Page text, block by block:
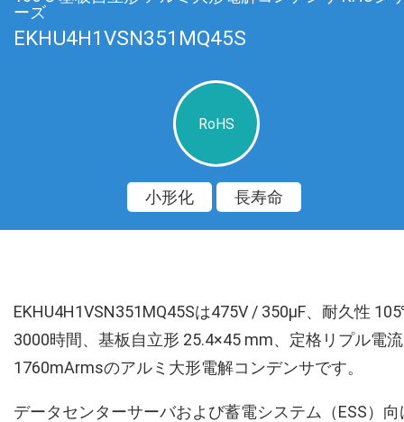
ーズ
EKHU4H1VSN351MQ45S
RoHS
小形化 長寿命
EKHU4H1VSN351MQ45Sは475V / 350µF、耐久性
3000時間、基板自立形 25.4×45 mm、定格リプル電流
1760mArmsのアルミ大形電解コンデンサです。
データセンターサーバおよび蓄電システム（ESS）向